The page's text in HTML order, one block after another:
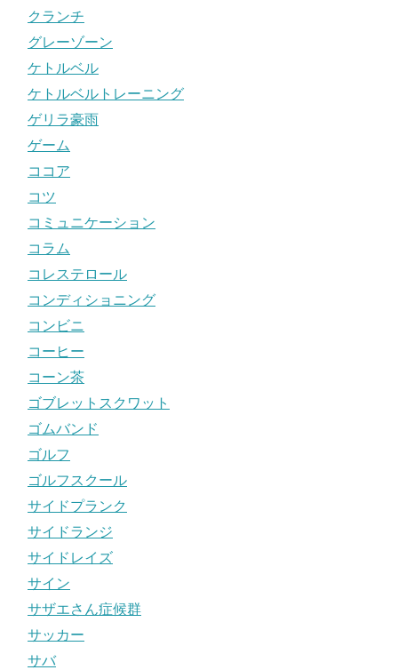
クランチ
グレーゾーン
ケトルベル
ケトルベルトレーニング
ゲリラ豪雨
ゲーム
ココア
コツ
コミュニケーション
コラム
コレステロール
コンディショニング
コンビニ
コーヒー
コーン茶
ゴブレットスクワット
ゴムバンド
ゴルフ
ゴルフスクール
サイドプランク
サイドランジ
サイドレイズ
サイン
サザエさん症候群
サッカー
サバ